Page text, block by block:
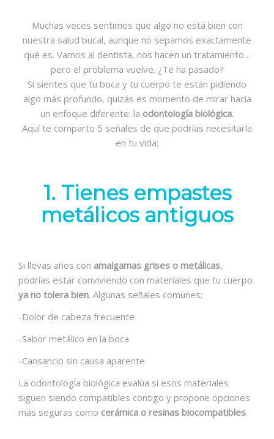
Muchas veces sentimos que algo no está bien con
nuestra salud bucal, aunque no sepamos exactamente
qué es. Vamos al dentista, nos hacen un tratamiento…
pero el problema vuelve. ¿Te ha pasado?
Si sientes que tu boca y tu cuerpo te están pidiendo
algo más profundo, quizás es momento de mirar hacia
un enfoque diferente: la odontología biológica.
Aquí te comparto 5 señales de que podrías necesitarla
en tu vida:
1. Tienes empastes
metálicos antiguos
Si llevas años con amalgamas grises o metálicas,
podrías estar conviviendo con materiales que tu cuerpo
ya no tolera bien. Algunas señales comunes:
-Dolor de cabeza frecuente
-Sabor metálico en la boca
-Cansancio sin causa aparente
La odontología biológica evalúa si esos materiales
siguen siendo compatibles contigo y propone opciones
más seguras como cerámica o resinas biocompatibles.